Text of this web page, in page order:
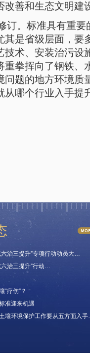
善和生态文明建
订。标准具有重
是省级层面，要
术、安装治污
拳挥向了钢铁
题的地方环境
哪个行业入手
六治三提升”专项行动动员大…
六治三提升”行动…
“疗伤”？
准迎来机遇
壤环境保护工作要从五方面入